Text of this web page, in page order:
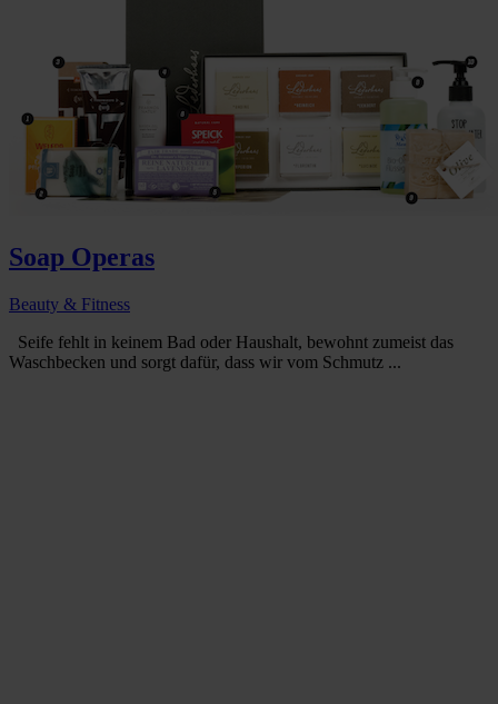
Soap Operas
Beauty & Fitness
Seife fehlt in keinem Bad oder Haushalt, bewohnt zumeist das
Waschbecken und sorgt dafür, dass wir vom Schmutz ...